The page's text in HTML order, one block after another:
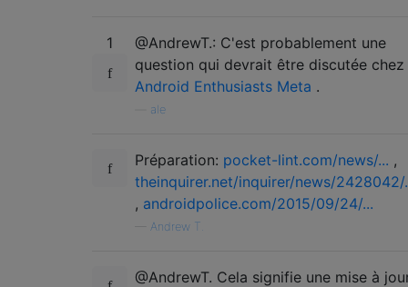
1
@AndrewT.: C'est probablement une
question qui devrait être discutée chez
Android Enthusiasts Meta .
ale
Préparation: pocket-lint.com/news/... ,
theinquirer.net/inquirer/news/2428042/
, androidpolice.com/2015/09/24/...
Andrew T.
@AndrewT. Cela signifie une mise à